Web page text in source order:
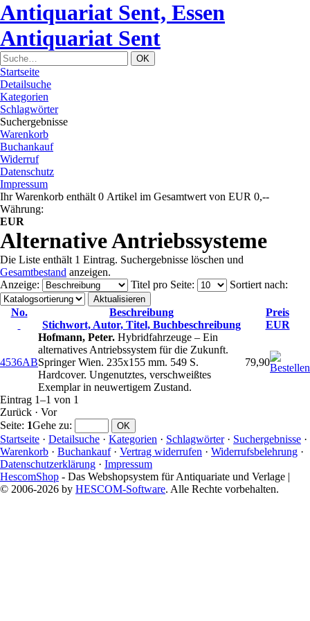
Antiquariat Sent, Essen
Antiquariat Sent
Startseite
Detailsuche
Kategorien
Schlagwörter
Suchergebnisse
Warenkorb
Buchankauf
Widerruf
Datenschutz
Impressum
Ihr Warenkorb enthält 0 Artikel im Gesamtwert von EUR 0,--
Währung:
EUR
Alternative Antriebssysteme
Die Liste enthält 1 Eintrag. Suchergebnisse löschen und
Gesamtbestand anzeigen.
Anzeige: Titel pro Seite: Sortiert nach:
No.
Beschreibung
Stichwort, Autor, Titel, Buchbeschreibung
Preis
EUR
4536AB
Hofmann, Peter. Hybridfahrzeuge – Ein
alternatives Antriebssystem für die Zukunft.
Springer Wien. 235x155 mm. 549 S.
Hardcover. Ungenutztes, verschweißtes
Exemplar in neuwertigem Zustand.
79,90
Eintrag 1–1 von 1
Zurück · Vor
Seite: 1Gehe zu:
Startseite · Detailsuche · Kategorien · Schlagwörter· Suchergebnisse ·
Warenkorb · Buchankauf· Vertrag widerrufen · Widerrufsbelehrung ·
Datenschutzerklärung · Impressum
HescomShop - Das Webshopsystem für Antiquariate und Verlage |
© 2006-2026 by HESCOM-Software. Alle Rechte vorbehalten.